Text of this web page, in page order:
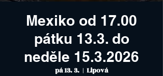
Mexiko od 17.00
pátku 13.3. do
neděle 15.3.2026
pá 13. 3.
  |
Lipová